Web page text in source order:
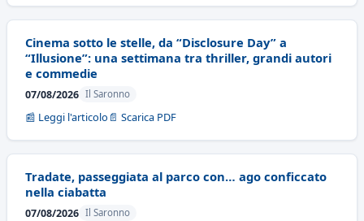
Cinema sotto le stelle, da “Disclosure Day” a
“Illusione”: una settimana tra thriller, grandi autori
e commedie
07/08/2026 Il Saronno
📰 Leggi l'articolo 📄 Scarica PDF
Tradate, passeggiata al parco con… ago conficcato
nella ciabatta
07/08/2026 Il Saronno